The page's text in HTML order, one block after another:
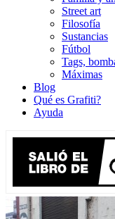
Street art
Filosofía
Sustancias
Fútbol
Tags,
Máximas
Blog
Qué es Grafiti?
Ayuda